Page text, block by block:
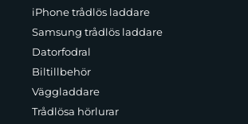
iPhone trådlös laddare
Samsung trådlös laddare
Datorfodral
Biltillbehör
Väggladdare
Trådlösa hörlurar